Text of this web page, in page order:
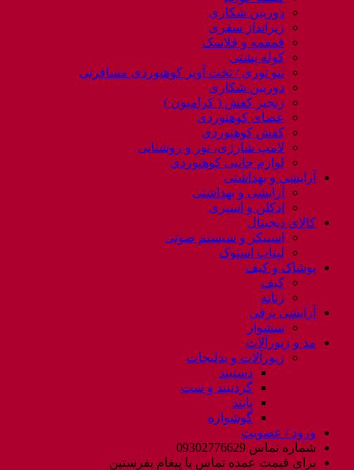
دوربین شکاری
زیرانداز سفری
قمقمه و فلاسک
کوله پشتی
ننو توری / تخت آویز کوهنوردی مسافرتی
دوربین شکاری
زنجیر کفش ( کرامپون )
عصای کوهنوردی
کفش کوهنوردی
لامپ شارژی، نور و روشنایی
لوازم جانبی کوهنوردی
آرایشی و بهداشتی
آرایشی و بهداشتی
ادکلن و اسپری
کالای دیجیتال
اسپیکر و سیستم صوتی
لپتاب استوک
پوشاک و کیف
کیف
زنانه
آرایشی برقی
سشوار
مد و زیورآلات
زیورآلات و بدلیجات
دستبند
گردنبند و ست
پابند
گوشواره
ورود / عضویت
شماره تماس 09302776629
برای قیمت عمده تماس یا پیغام بفرستین